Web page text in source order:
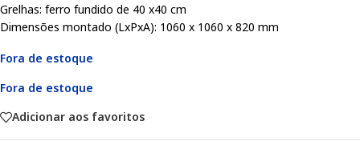
Grelhas: ferro fundido de 40 x40 cm
Dimensões montado (LxPxA): 1060 x 1060 x 820 mm
Fora de estoque
Fora de estoque
Adicionar aos favoritos